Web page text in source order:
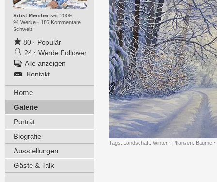
Alle neuen Werke
Artist Memberseit 2009
94 Werke · 186 Kommentare
Schweiz
80· Populär
24 · Werde Follower
Alle anzeigen
Kontakt
Home
Galerie
Porträt
Biografie
Ausstellungen
Gäste & Talk
Tags: Landschaft: Winter · Pflanzen: Bäume ·